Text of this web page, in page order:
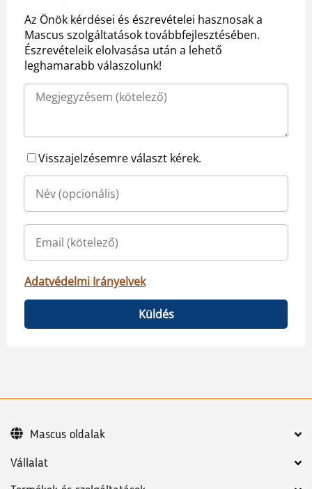
Az Önök kérdései és észrevételei hasznosak a
Mascus szolgáltatások továbbfejlesztésében.
Észrevételeik elolvasása után a lehető
leghamarabb válaszolunk!
Visszajelzésemre választ kérek.
Adatvédelmi Irányelvek
Küldés
Vállalat
Mascus oldalak